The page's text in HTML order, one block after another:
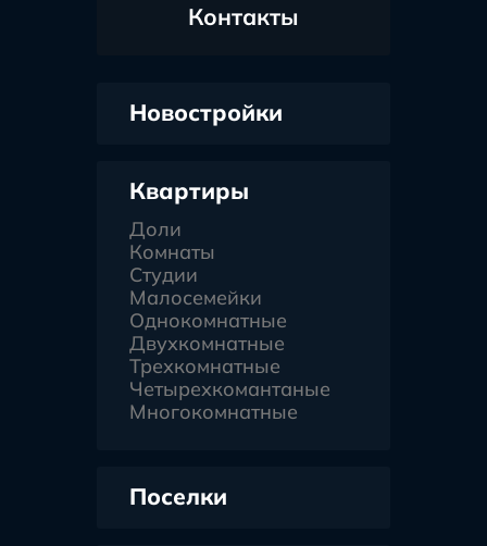
Контакты
Новостройки
Квартиры
Доли
Комнаты
Студии
Малосемейки
Однокомнатные
Двухкомнатные
Трехкомнатные
Четырехкомантаные
Многокомнатные
Поселки